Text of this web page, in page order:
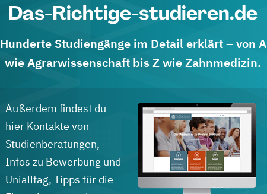
Das-Richtige-studieren.de
Hunderte Studiengänge im Detail erklärt – von A
wie Agrarwissenschaft bis Z wie Zahnmedizin.
Außerdem findest du
hier Kontakte von
Studienberatungen,
Infos zu Bewerbung und
Unialltag, Tipps für die